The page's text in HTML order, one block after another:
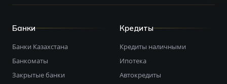
Банки
Банки Казахстана
Банкоматы
Закрытые банки
Кредиты
Кредиты наличными
Ипотека
Автокредиты